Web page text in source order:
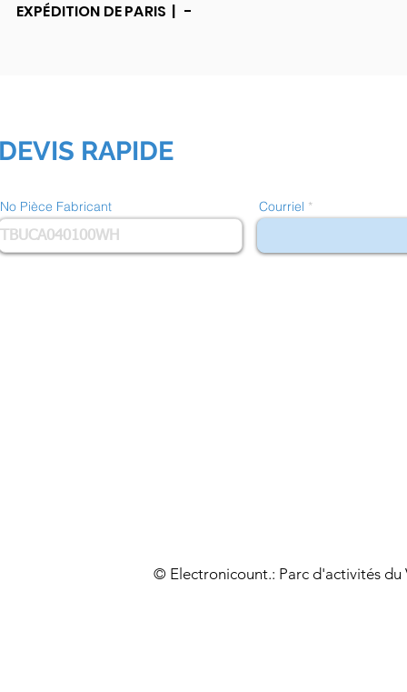
EXPÉDITION DE PARIS | -
RAPIDE
No Pièce Fabricant Courriel
© Electronicount.: Parc d'activités du